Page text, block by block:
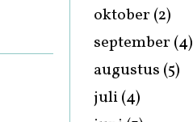
oktober (2)
september (4)
augustus (5)
juli(4)